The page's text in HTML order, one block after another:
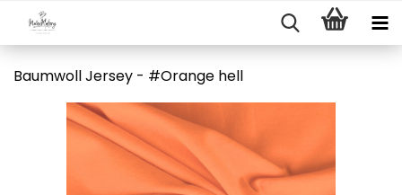
Baumwoll Jersey - #Orange hell